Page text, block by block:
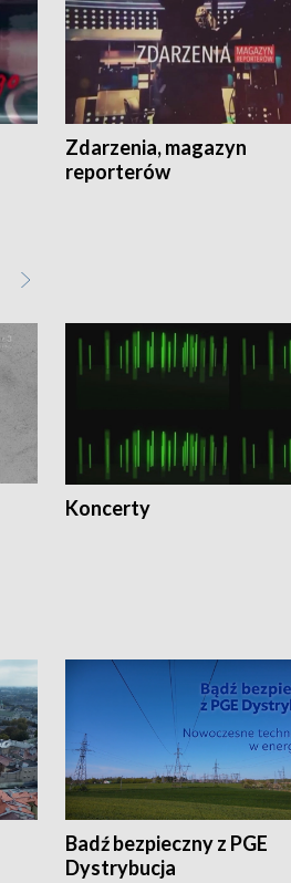
Zdarzenia, magazyn
reporterów
Koncerty
Badź bezpieczny z PGE
Dystrybucja